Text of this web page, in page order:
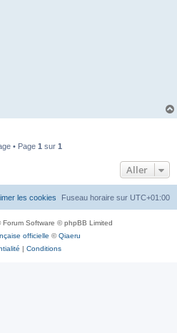
• Page 1 sur 1
Aller
Fuseau horaire sur UTC+01:00
les cookies
Forum Software © phpBB Limited
officielle ©Qiaeru
| Conditions